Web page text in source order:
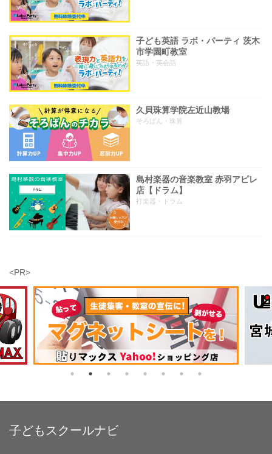
子ども英語 ラボ・パーティ 茨木
市学園町教室
英語・英会話
久貝珠算学院左近山教場
そろばん・珠算
島村楽器の音楽教室 赤羽アピレ
店【ドラム】
打楽器・ドラム
<PR>
子どもスクールナビ